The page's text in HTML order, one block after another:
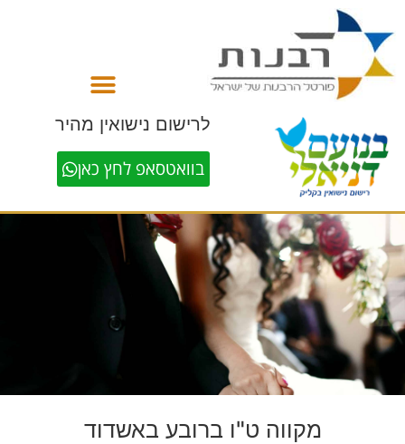
לרישום נישואין מהיר
בוואטסאפ לחץ כאן
מקווה ט"ו ברובע באשדוד